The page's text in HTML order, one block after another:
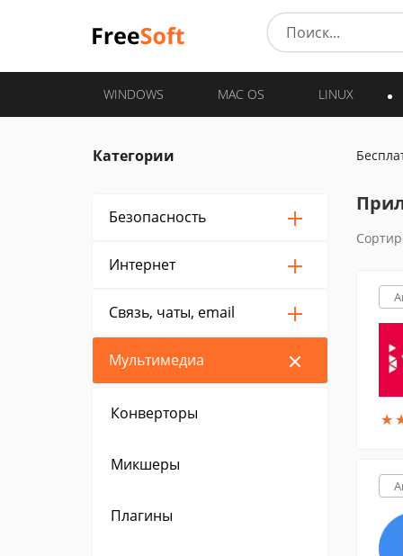
WINDOWS MAC OS LINUX
Категории
Безопасность
Интернет
Связь, чаты, email
Мультимедиа
Конверторы
Микшеры
Плагины
★
★